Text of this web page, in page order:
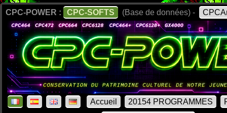
CPC-POWER : CPC-SOFTS (Base de données) -
Accueil 20154 PROGRAMMES